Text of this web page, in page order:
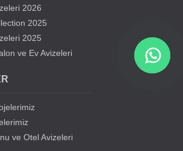
Hala Sultan Cami Avizeleri
Cami Avize Projesi
Mevlana Cami Avize Projesi
Medine Cami Avizesi
Avize Projesi
2026
2025
2025
ve Ev Avizeleri
ve Otel Avizeleri